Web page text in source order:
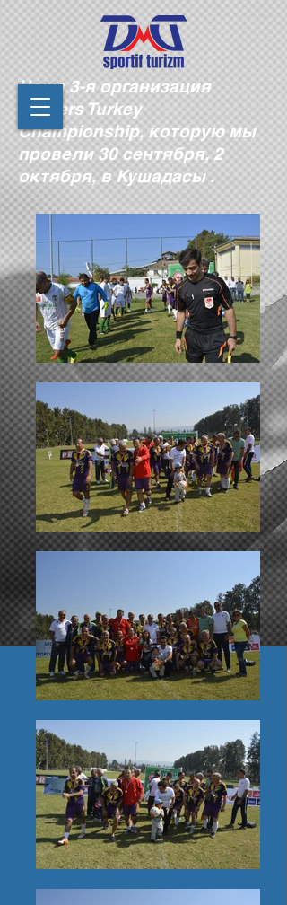
Наша 3-я организация
Masters Turkey
Championship, которую мы
провели 30 сентября, 2
октября, в Кушадасы .